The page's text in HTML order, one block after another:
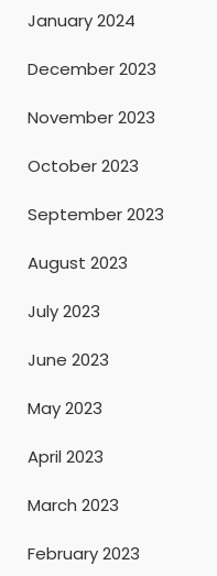
January 2024
December 2023
November 2023
October 2023
September 2023
August 2023
July 2023
June 2023
May 2023
April 2023
March 2023
February 2023